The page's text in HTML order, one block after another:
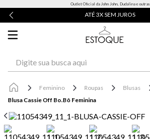
Outlet Oficial da John John, Dudalina e outras
ATÉ 3X SEM JUROS
Feminino Roupas
Blusas
Blusa Cassie Off Bo.Bô Feminina